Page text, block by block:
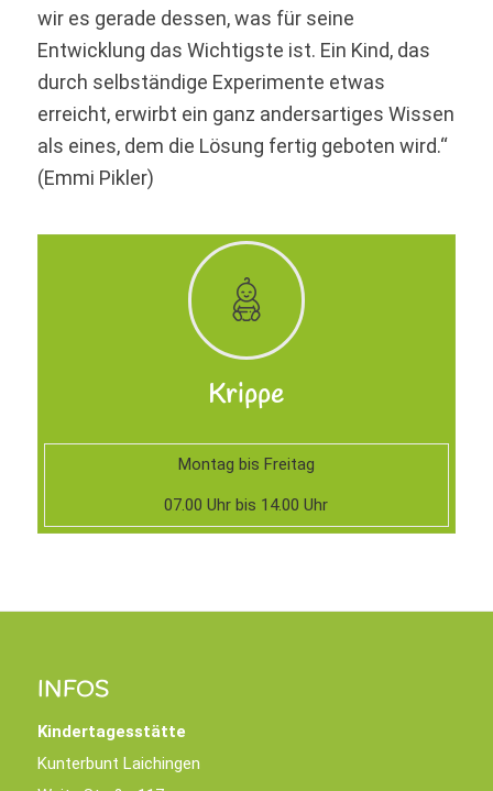
wir es gerade dessen, was für seine
Entwicklung das Wichtigste ist. Ein Kind, das
durch selbständige Experimente etwas
erreicht, erwirbt ein ganz andersartiges Wissen
als eines, dem die Lösung fertig geboten wird.“
(Emmi Pikler)
Krippe
Montag bis Freitag
07.00 Uhr bis 14.00 Uhr
INFOS
Kindertagesstätte
Kunterbunt Laichingen